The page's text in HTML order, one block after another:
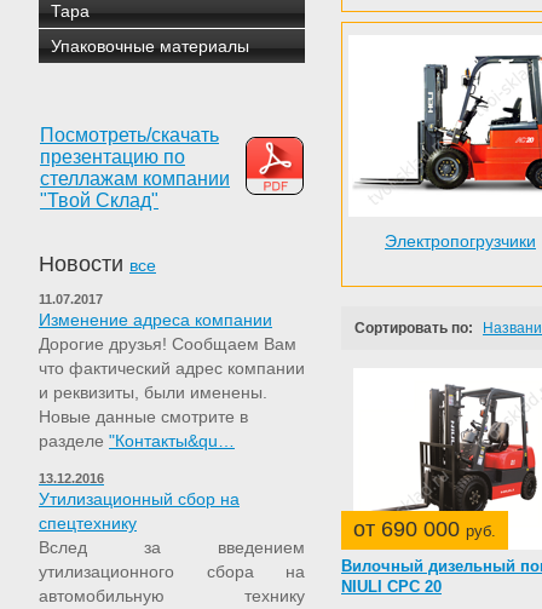
Тара
Упаковочные материалы
Посмотреть/скачать
презентацию по
стеллажам компании
"Твой Склад"
Новости все
11.07.2017
Изменение адреса компании
Дорогие друзья! Сообщаем Вам
что фактический адрес компании
и реквизиты, были именены.
Новые данные смотрите в
разделе "Контакты&qu…
13.12.2016
Утилизационный сбор на
спецтехнику
Вслед за введением
утилизационного сбора на
автомобильную технику
Электропогрузчики
Сортировать по:
от 690 000 руб.
Вилочный дизельный
NIULI CPC 20